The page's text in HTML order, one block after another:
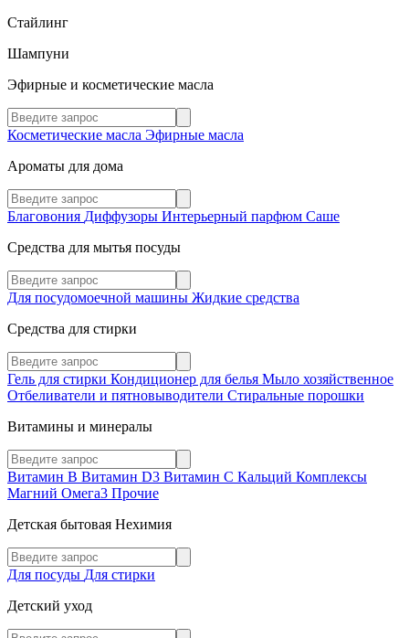
Стайлинг
Шампуни
Эфирные и косметические масла
Косметические масла Эфирные масла
Ароматы для дома
Благовония Диффузоры Интерьерный парфюм Саше
Средства для мытья посуды
Для посудомоечной машины Жидкие средства
Средства для стирки
Гель для стирки Кондиционер для белья Мыло хозяйственное
Отбеливатели и пятновыводители Стиральные порошки
Витамины и минералы
Витамин В Витамин D3 Витамин С Кальций Комплексы
Магний Омега3 Прочие
Детская бытовая Нехимия
Для посуды Для стирки
Детский уход